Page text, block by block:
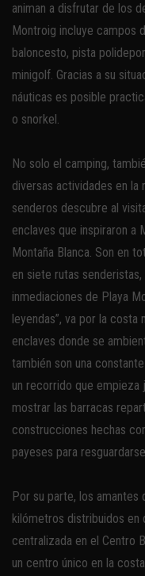
animan a disfrutar de los
Montroig incluye campos
baloncesto, pista
minigolf. Gracias a su
náuticas es posible
o snorkel.
No solo el camping,
diversas actividades en la
senderos descubre al
enclaves que inspiraron a
Montaña Blanca. Son en
en siete rutas
inmediaciones de Playa
leyendas”, va por la
enclaves donde se
también son una
un recorrido que empieza
mostrar las barracas
construcciones hechas
payeses para
Por su parte, los
kilómetros distribuidos en
centralizada en el Centro
un centro único en la